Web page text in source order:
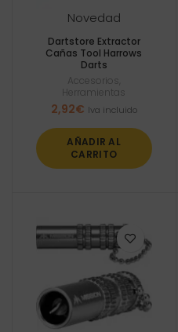
Novedad
Dartstore Extractor
Cañas Tool Harrows
Darts
Accesorios
Herramientas
2,92€ Iva incluido
AÑADIR AL
CARRITO